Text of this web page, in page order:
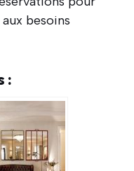
besoins
: